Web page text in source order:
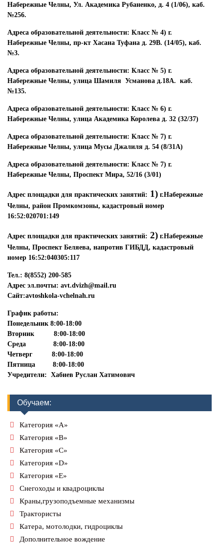
Набережные Челны, Ул. Академика Рубаненко, д. 4 (1/06), каб.
№256.
Адреса образовательной деятельности: Класс № 4) г.
Набережные Челны, пр-кт Хасана Туфана д. 29В. (14/05), каб.
№3.
Адреса образовательной деятельности: Класс № 5) г.
Набережные Челны, улица Шамиля Усманова д.18А. каб.
№135.
Адреса образовательной деятельности: Класс № 6) г.
Набережные Челны, улица Академика Королева д. 32 (32/37)
Адреса образовательной деятельности: Класс № 7) г.
Набережные Челны, улица Мусы Джалиля д. 54 (8/31А)
Адреса образовательной деятельности: Класс № 7) г.
Набережные Челны, Проспект Мира, 52/16 (3/01)
Адрес площадки для практических занятий: 1) г.Набережные
Челны, район Промкомзоны, кадастровый номер
16:52:020701:149
Адрес площадки для практических занятий: 2) г.Набережные
Челны, Проспект Беляева, напротив ГИБДД, кадастровый
номер 16:52:040305:117
Тел.: 8(8552) 200-585
Адрес эл.почты: avt.dvizh@mail.ru
Сайт:avtoshkola-vchelnah.ru
График работы:
Понедельник 8:00-18:00
Вторник 8:00-18:00
Среда 8:00-18:00
Четверг 8:00-18:00
Пятница 8:00-18:00
Учредители: Хабиев Руслан Хатимович
Обучаем:
Категория «А»
Категория «В»
Категория «С»
Категория «D»
Категория «Е»
Снегоходы и квадроциклы
Краны,грузоподъемные механизмы
Трактористы
Катера, мотолодки, гидроциклы
Дополнительное вождение